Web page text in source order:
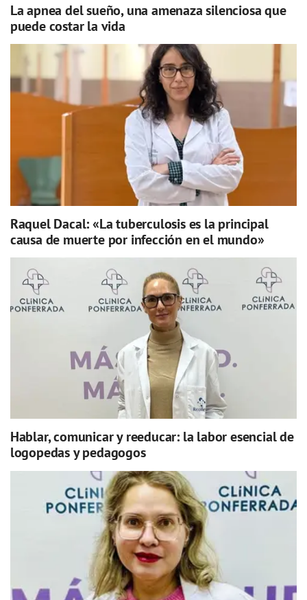
La apnea del sueño, una amenaza silenciosa que
puede costar la vida
Raquel Dacal: «La tuberculosis es la principal
causa de muerte por infección en el mundo»
Hablar, comunicar y reeducar: la labor esencial de
logopedas y pedagogos